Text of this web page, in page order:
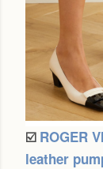
☑️ ROGER
leather